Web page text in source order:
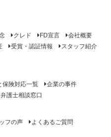
クレド FD宣言
会社概要
受賞・認証情報
スタッフ紹介
保険対応一覧
企業の事件
弁護士相談窓口
フの声
よくあるご質問